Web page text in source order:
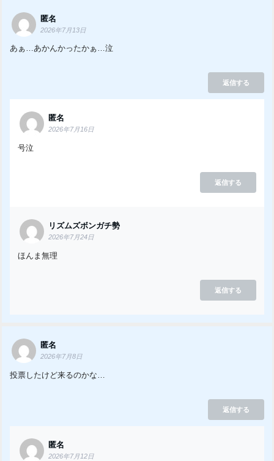
匿名
2026年7月13日
あぁ…あかんかったかぁ…泣
返信する
匿名
2026年7月16日
号泣
返信する
リズムズボンガチ勢
2026年7月24日
ほんま無理
返信する
匿名
2026年7月8日
投票したけど来るのかな…
返信する
匿名
2026年7月12日